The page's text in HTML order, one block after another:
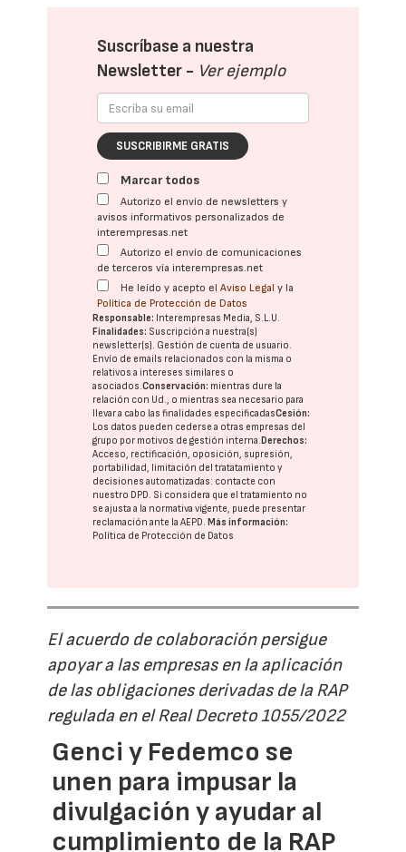
Suscríbase a nuestra
Newsletter - Ver ejemplo
SUSCRIBIRME GRATIS
Marcar todos
Autorizo el envío de newsletters y
avisos informativos personalizados de
interempresas.net
Autorizo el envío de comunicaciones
de terceros vía interempresas.net
He leído y acepto elAviso Legal y la
Política de Protección de Datos
Responsable: Interempresas Media, S.L.U.
Finalidades: Suscripción a nuestra(s)
newsletter(s). Gestión de cuenta de usuario.
Envío de emails relacionados con la misma o
relativos a intereses similares o
asociados.Conservación: mientras dure la
relación con Ud., o mientras sea necesario para
llevar a cabo las finalidades especificadasCesión:
Los datos pueden cederse a otras empresas del
grupo por motivos de gestión interna.Derechos:
Acceso, rectificación, oposición, supresión,
portabilidad, limitación del tratatamiento y
decisiones automatizadas: contacte con
nuestro DPD. Si considera que el tratamiento no
se ajusta a la normativa vigente, puede presentar
reclamación ante laAEPD.Más información:
Política de Protección de Datos
El acuerdo de colaboración persigue
apoyar a las empresas en la aplicación
de las obligaciones derivadas de la RAP
regulada en el Real Decreto 1055/2022
Genci y Fedemco se
unen para impusar la
divulgación y ayudar al
cumplimiento de la RAP